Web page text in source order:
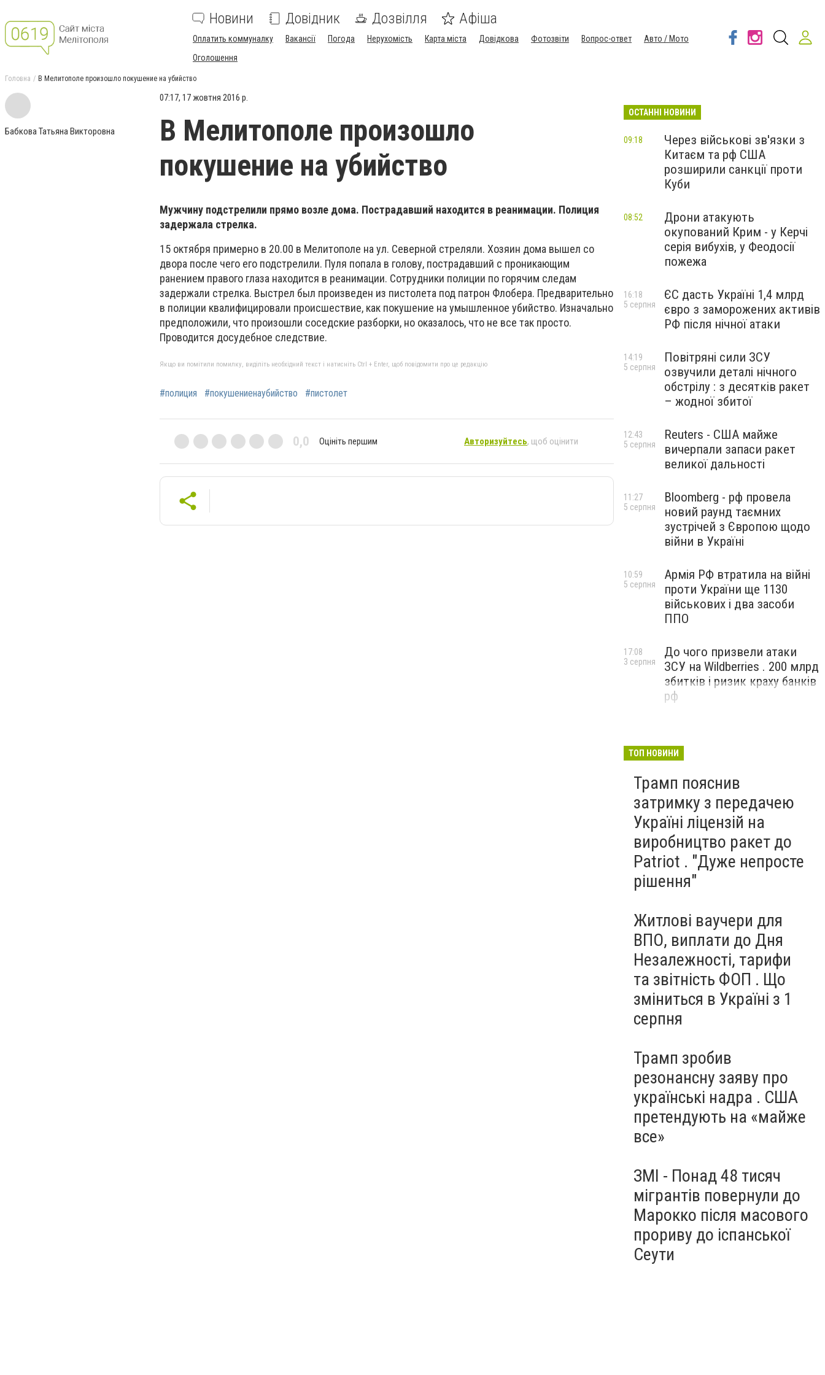
Новини Довідник Дозвілля Афіша
Оплатить коммуналку Вакансії Погода Нерухомість Карта міста Довідкова Фотозвіти Вопрос-ответ
Авто / Мото
Оголошення
Головна В Мелитополе произошло покушение на убийство
Бабкова Татьяна Викторовна
07:17, 17 жовтня 2016 р.
В Мелитополе произошло
покушение на убийство
Мужчину подстрелили прямо возле дома. Пострадавший находится в реанимации. Полиция
задержала стрелка.
15 октября примерно в 20.00 в Мелитополе на ул. Северной стреляли. Хозяин дома вышел со
двора после чего его подстрелили. Пуля попала в голову, пострадавший с проникающим
ранением правого глаза находится в реанимации. Сотрудники полиции по горячим следам
задержали стрелка. Выстрел был произведен из пистолета под патрон Флобера. Предварительно
в полиции квалифицировали происшествие, как покушение на умышленное убийство. Изначально
предположили, что произошли соседские разборки, но оказалось, что не все так просто.
Проводится досудебное следствие.
Якщо ви помітили помилку, виділіть необхідний текст і натисніть Ctrl + Enter, щоб повідомити про це редакцію
#полиция #покушениенаубийство #пистолет
0,0 Оцініть першим Авторизуйтесь, щоб оцінити
ОСТАННІ НОВИНИ
Через військові зв'язки з
Китаєм та рф США
розширили санкції проти
Куби
09:18
Дрони атакують
окупований Крим - у Керчі
серія вибухів, у Феодосії
пожежа
08:52
ЄС дасть Україні 1,4 млрд
євро з заморожених активів
РФ після нічної атаки
16:18
5 серпня
Повітряні сили ЗСУ
озвучили деталі нічного
обстрілу : з десятків ракет
– жодної збитої
14:19
5 серпня
Reuters - США майже
вичерпали запаси ракет
великої дальності
12:43
5 серпня
Bloomberg - рф провела
новий раунд таємних
зустрічей з Європою щодо
війни в Україні
11:27
5 серпня
Армія РФ втратила на війні
проти України ще 1130
військових і два засоби
ППО
10:59
5 серпня
До чого призвели атаки
ЗСУ на Wildberries . 200 млрд
збитків і ризик краху банків
рф
17:08
3 серпня
ТОП НОВИНИ
Трамп пояснив
затримку з передачею
Україні ліцензій на
виробництво ракет до
Patriot . "Дуже непросте
рішення"
Житлові ваучери для
ВПО, виплати до Дня
Незалежності, тарифи
та звітність ФОП . Що
зміниться в Україні з 1
серпня
Трамп зробив
резонансну заяву про
українські надра . США
претендують на «майже
все»
ЗМІ - Понад 48 тисяч
мігрантів повернули до
Марокко після масового
прориву до іспанської
Сеути